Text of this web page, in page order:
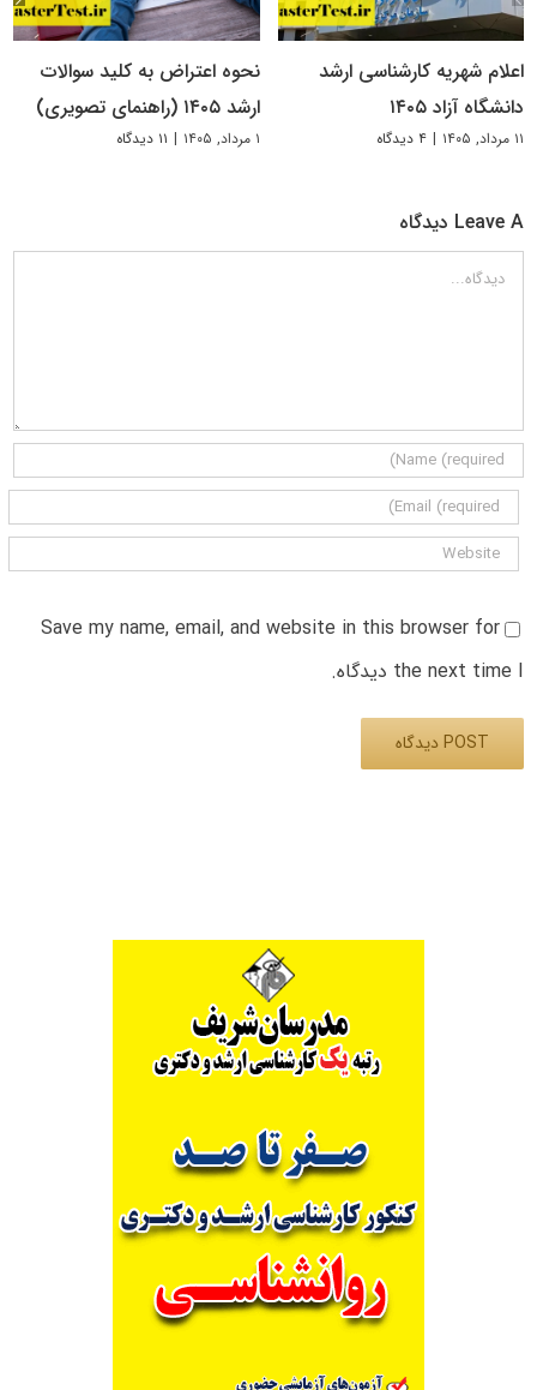
اعلام شهریه کارشناسی ارشد
دانشگاه آزاد ۱۴۰۵
۱۱ مرداد, ۱۴۰۵ | ۴ دیدگاه
نحوه اعتراض به کلید سوالات
ارشد ۱۴۰۵ (راهنمای تصویری)
۱ مرداد, ۱۴۰۵ | ۱۱ دیدگاه
Leave A دیدگاه
دیدگاه
Save my name, email, and website in this browser for
the next time I دیدگاه.